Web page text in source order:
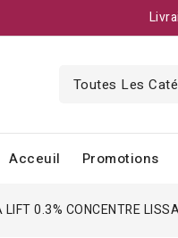
Acceuil Promotions
0.3% CONCENTRE